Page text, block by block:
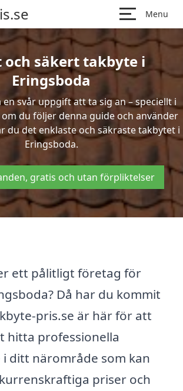
Menu
och säkert takbyte i
Eringsboda
en svår uppgift att ta sig an – speciellt i
du följer denna guide och använder
du det enklaste och säkraste takbytet i
Eringsboda.
gratis och utan förpliktelser
ett pålitligt företag för
Då har du kommit
pris.se är här för att
hitta professionella
ditt närområde som kan
priser och